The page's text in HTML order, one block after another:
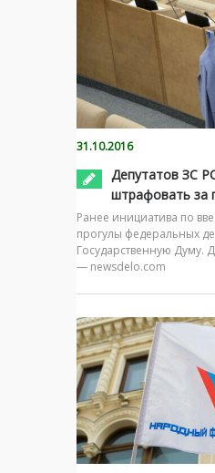
31.10.2016
Депутатов ЗС
штрафовать за
Ранее инициатива по
прогулы федеральных
Государственную Думу.
— newsdelo.com